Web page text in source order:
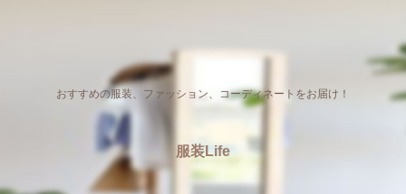
おすすめの服装、ファッション、コーディネートをお届け！
服装Life